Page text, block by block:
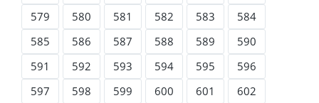
579
580 581 582 583
584
585
586 587 588 589
590
591
592 593 594 595
596
597
598 599 600 601
602